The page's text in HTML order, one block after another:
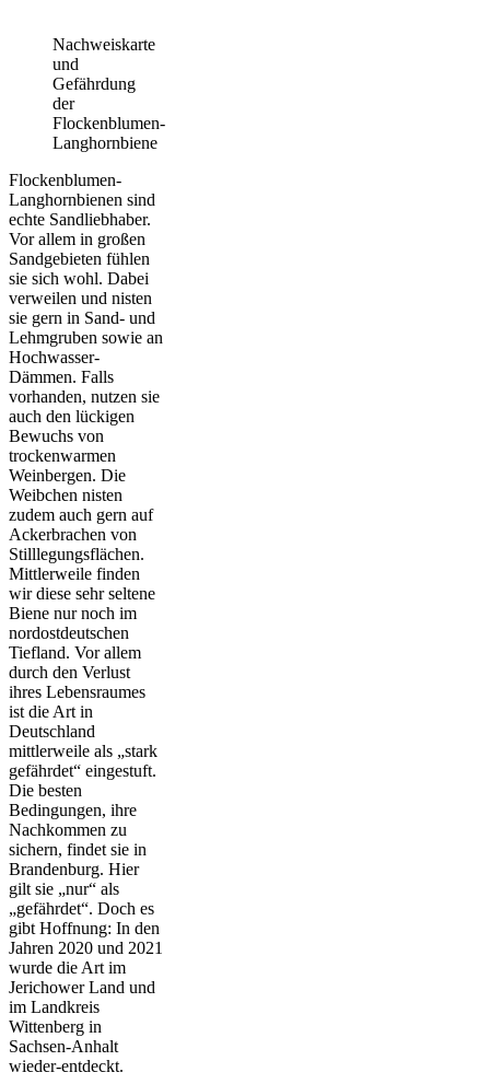
Nachweiskarte
und
Gefährdung
der
Flockenblumen-
Langhornbiene
Flockenblumen-
Langhornbienen sind
echte Sandliebhaber.
Vor allem in großen
Sandgebieten fühlen
sie sich wohl. Dabei
verweilen und nisten
sie gern in Sand- und
Lehmgruben sowie an
Hochwasser-
Dämmen. Falls
vorhanden, nutzen sie
auch den lückigen
Bewuchs von
trockenwarmen
Weinbergen. Die
Weibchen nisten
zudem auch gern auf
Ackerbrachen von
Stilllegungsflächen.
Mittlerweile finden
wir diese sehr seltene
Biene nur noch im
nordostdeutschen
Tiefland. Vor allem
durch den Verlust
ihres Lebensraumes
ist die Art in
Deutschland
mittlerweile als „stark
gefährdet“ eingestuft.
Die besten
Bedingungen, ihre
Nachkommen zu
sichern, findet sie in
Brandenburg. Hier
gilt sie „nur“ als
„gefährdet“. Doch es
gibt Hoffnung: In den
Jahren 2020 und 2021
wurde die Art im
Jerichower Land und
im Landkreis
Wittenberg in
Sachsen-Anhalt
wieder-entdeckt.